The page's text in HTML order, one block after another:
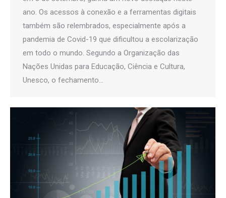
ano. Os acessos à conexão e a ferramentas digitais
também são relembrados, especialmente após a
pandemia de Covid-19 que dificultou a escolarização
em todo o mundo. Segundo a Organização das
Nações Unidas para Educação, Ciência e Cultura,
Unesco, o fechamento…